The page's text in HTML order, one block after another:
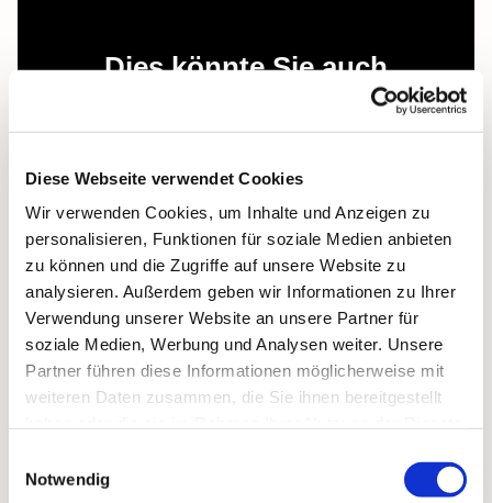
Diese Webseite verwendet Cookies
Wir verwenden Cookies, um Inhalte und Anzeigen zu
personalisieren, Funktionen für soziale Medien anbieten
zu können und die Zugriffe auf unsere Website zu
analysieren. Außerdem geben wir Informationen zu Ihrer
Verwendung unserer Website an unsere Partner für
soziale Medien, Werbung und Analysen weiter. Unsere
Partner führen diese Informationen möglicherweise mit
weiteren Daten zusammen, die Sie ihnen bereitgestellt
Notwendig
Dies könnte Sie auch